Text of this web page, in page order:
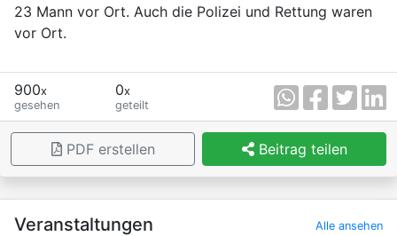
23 Mann vor Ort. Auch die Polizei und Rettung waren
vor Ort.
900x
gesehen
0x
geteilt
PDF erstellen Beitrag teilen
×
Veranstaltungen Alle ansehen